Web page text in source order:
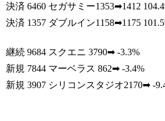
決済 6460 セガサミー1353➡1412
決済 1357 ダブルイン1158➡1175
継続 9684 スクエニ 3790➡ -3.3%
新規 7844 マーベラス 862➡ -3.4%
新規 3907 シリコンスタジオ2170➡ -